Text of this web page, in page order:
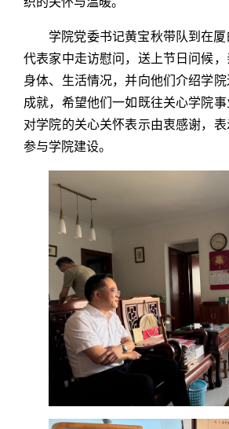
学院党委书记黄宝秋带队到在
代表家中走访慰问，送上节日问候
身体、生活情况，并向他们介绍学
成就，希望他们一如既往关心学院事
对学院的关心关怀表示由衷感谢，
参与学院建设。